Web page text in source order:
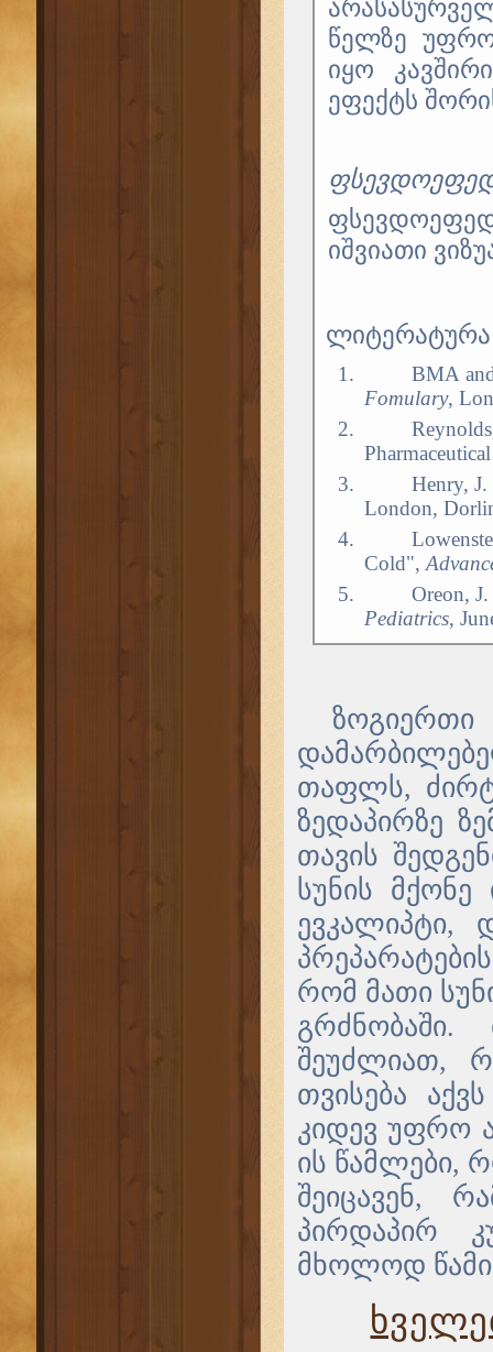
წელზე
იყო
ეფექტს
იშვიათი
ლიტერატურა
1. ВМА
Fomulary,
2.
3.
Henry,
London,
4.
Cold",
5.
Oreon,
Pediatrics,
თაფლს,
ზედაპირზე
თავის
სუნის მქონე
ევკალიპტი,
რომ მათი
შეუძლიათ,
თვისება
კიდევ უფრო
ის წამლები,
შეიცავენ,
პირდაპირ
მხოლოდ